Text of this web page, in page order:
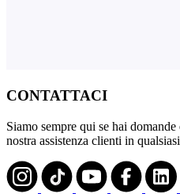
CONTATTACI
Siamo sempre qui se hai
nostra assistenza clienti in